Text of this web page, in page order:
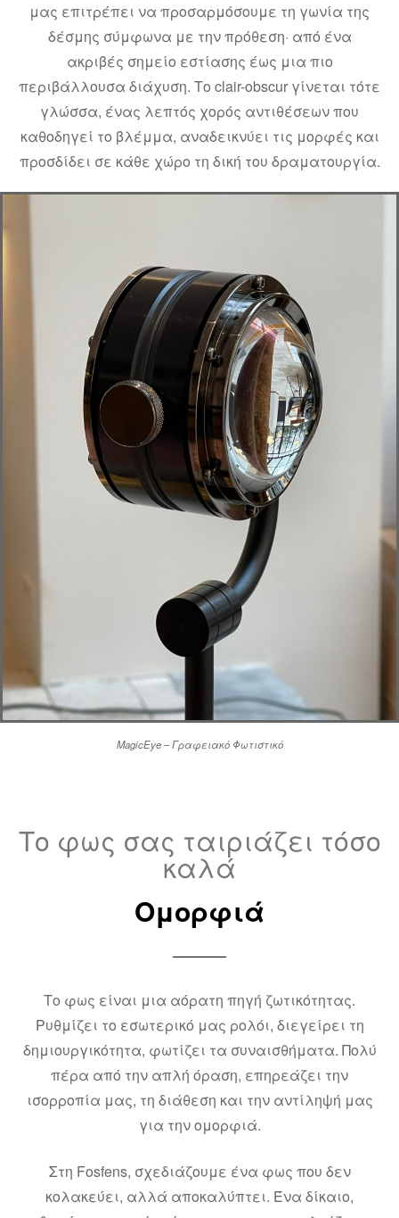
μας επιτρέπει να προσαρμόσουμε τη γωνία της
δέσμης σύμφωνα με την πρόθεση· από ένα
ακριβές σημείο εστίασης έως μια πιο
περιβάλλουσα διάχυση. Το clair-obscur γίνεται τότε
γλώσσα, ένας λεπτός χορός αντιθέσεων που
καθοδηγεί το βλέμμα, αναδεικνύει τις μορφές και
προσδίδει σε κάθε χώρο τη δική του δραματουργία.
MagicEye – Γραφειακό Φωτιστικό
Το φως σας ταιριάζει τόσο
καλά
Ομορφιά
Το φως είναι μια αόρατη πηγή ζωτικότητας.
Ρυθμίζει το εσωτερικό μας ρολόι, διεγείρει τη
δημιουργικότητα, φωτίζει τα συναισθήματα. Πολύ
πέρα από την απλή όραση, επηρεάζει την
ισορροπία μας, τη διάθεση και την αντίληψή μας
για την ομορφιά.
Στη Fosfens, σχεδιάζουμε ένα φως που δεν
κολακεύει, αλλά αποκαλύπτει. Ένα δίκαιο,